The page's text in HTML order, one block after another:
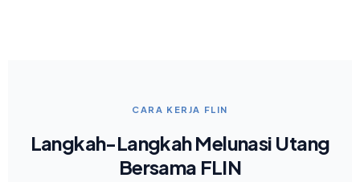
CARA KERJA FLIN
Langkah-Langkah Melunasi Utang
Bersama FLIN